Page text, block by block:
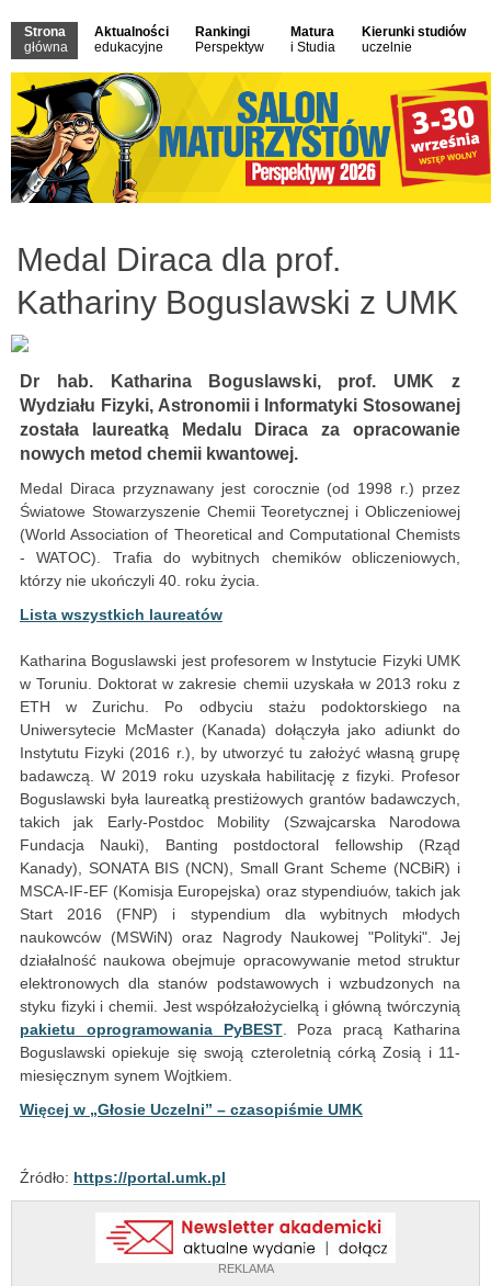
Strona
główna
Aktualności
edukacyjne
Rankingi
Perspektyw
Matura
i Studia
Kierunki studiów
uczelnie
REKLAMA
Medal Diraca dla prof.
Kathariny Boguslawski z UMK
Dr hab. Katharina Boguslawski, prof. UMK z
Wydziału Fizyki, Astronomii i Informatyki Stosowanej
została laureatką Medalu Diraca za opracowanie
nowych metod chemii kwantowej.
Medal Diraca przyznawany jest corocznie (od 1998 r.) przez
Światowe Stowarzyszenie Chemii Teoretycznej i Obliczeniowej
(World Association of Theoretical and Computational Chemists
- WATOC). Trafia do wybitnych chemików obliczeniowych,
którzy nie ukończyli 40. roku życia.
Lista wszystkich laureatów
Katharina Boguslawski jest profesorem w Instytucie Fizyki UMK
w Toruniu. Doktorat w zakresie chemii uzyskała w 2013 roku z
ETH w Zurichu. Po odbyciu stażu podoktorskiego na
Uniwersytecie McMaster (Kanada) dołączyła jako adiunkt do
Instytutu Fizyki (2016 r.), by utworzyć tu założyć własną grupę
badawczą. W 2019 roku uzyskała habilitację z fizyki. Profesor
Boguslawski była laureatką prestiżowych grantów badawczych,
takich jak Early-Postdoc Mobility (Szwajcarska Narodowa
Fundacja Nauki), Banting postdoctoral fellowship (Rząd
Kanady), SONATA BIS (NCN), Small Grant Scheme (NCBiR) i
MSCA-IF-EF (Komisja Europejska) oraz stypendiuów, takich jak
Start 2016 (FNP) i stypendium dla wybitnych młodych
naukowców (MSWiN) oraz Nagrody Naukowej "Polityki". Jej
działalność naukowa obejmuje opracowywanie metod struktur
elektronowych dla stanów podstawowych i wzbudzonych na
styku fizyki i chemii. Jest współzałożycielką i główną twórczynią
pakietu oprogramowania PyBEST. Poza pracą Katharina
Boguslawski opiekuje się swoją czteroletnią córką Zosią i 11-
miesięcznym synem Wojtkiem.
Więcej w „Głosie Uczelni” – czasopiśmie UMK
Źródło: https://portal.umk.pl